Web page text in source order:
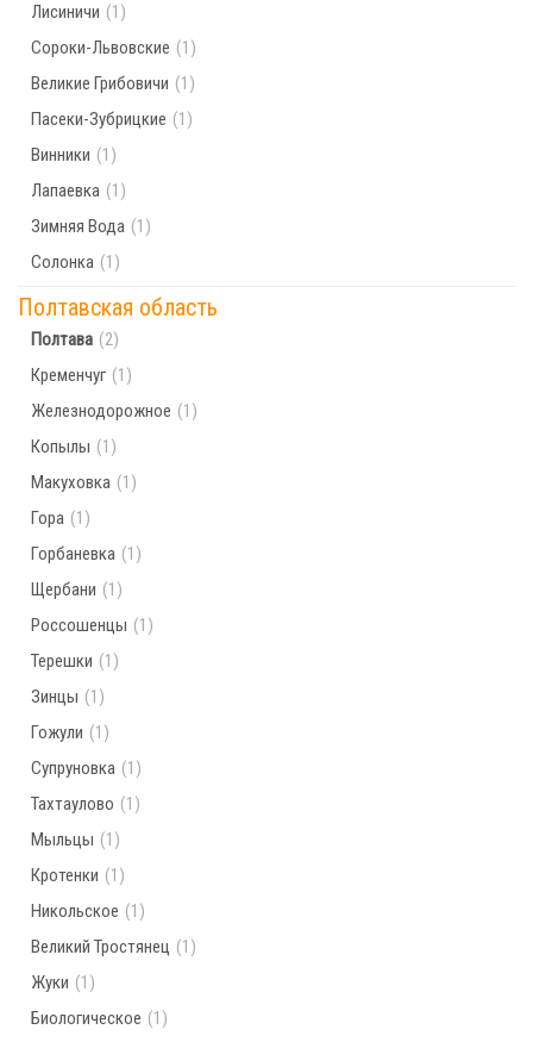
Лисиничи (1)
Сороки-Львовские (1)
Великие Грибовичи (1)
Пасеки-Зубрицкие (1)
Винники (1)
Лапаевка (1)
Зимняя Вода (1)
Солонка (1)
Полтавская область
Полтава (2)
Кременчуг (1)
Железнодорожное (1)
Копылы (1)
Макуховка (1)
Гора (1)
Горбаневка (1)
Щербани (1)
Россошенцы (1)
Терешки (1)
Зинцы (1)
Гожули (1)
Супруновка (1)
Тахтаулово (1)
Мыльцы (1)
Кротенки (1)
Никольское (1)
Великий Тростянец (1)
Жуки (1)
Биологическое (1)